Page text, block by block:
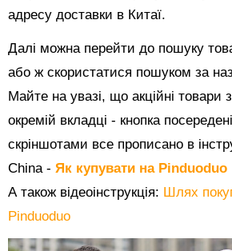
адресу доставки в Китаї.
Далі можна перейти до пошуку
або ж скористатися пошуком за
Майте на увазі, що акційні товари
окремій вкладці - кнопка
скріншотами все прописано в
China - Як купувати на Pinduoduo
А також відеоінструкція: Шлях
Pinduoduo